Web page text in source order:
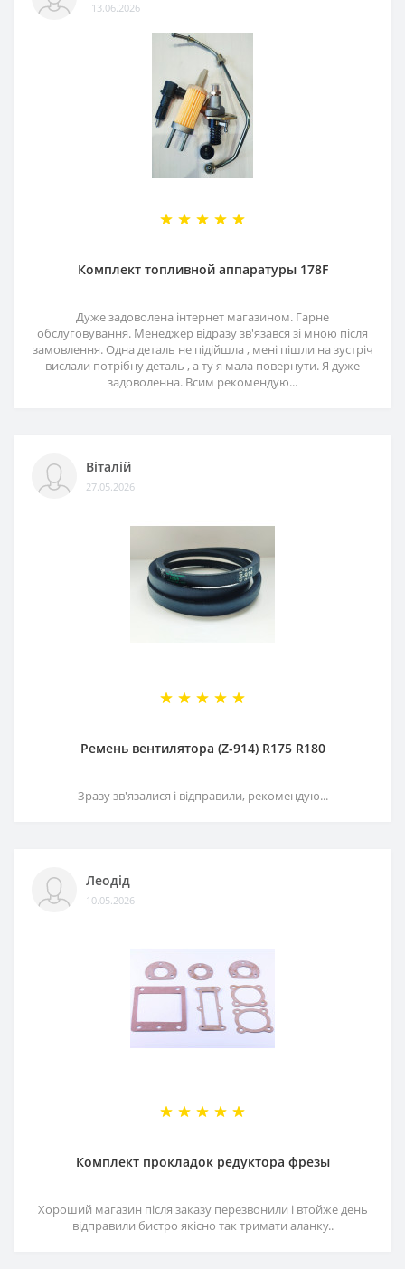
13.06.2026
Комплект топливной аппаратуры 178F
Дуже задоволена інтернет магазином. Гарне
обслуговування. Менеджер відразу зв'язався зі мною після
замовлення. Одна деталь не підійшла , мені пішли на зустріч
вислали потрібну деталь , а ту я мала повернути. Я дуже
задоволенна. Всим рекомендую...
Віталій
27.05.2026
Ремень вентилятора (Z-914) R175 R180
Зразу зв'язалися і відправили, рекомендую...
Леодід
10.05.2026
Комплект прокладок редуктора фрезы
Хороший магазин після заказу перезвонили і втойже день
відправили бистро якісно так тримати аланку..